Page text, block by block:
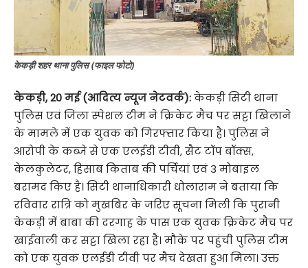
केकड़ी शहर थाना पुलिस (फाइल फोटो)
केकड़ी, 20 मई (आदित्य न्यूज नेटवर्क):केकड़ी सिटी थाना
पुलिस एवं जिला स्पेशल टीम ने क्रिकेट मैच पर सट्टा खिलाने
के मामले में एक युवक को गिरफ्तार किया है। पुलिस ने
आरोपी के कब्जे से एक एलईडी टीवी, सैट टॉप बॉक्स,
केलकुलेटर, हिसाब किताब की पर्चियां एवं 3 मोबाइल
बरामद किए है। सिटी थानाधिकारी धोलाराम ने बताया कि
रविवार रात्रि को मुखबिर के जरिए सूचना मिली कि पुरानी
केकड़ी में बाबा की दरगाह के पास एक युवक क्रिकेट मैच पर
खाईवाली कर सट्टा खिला रहा है। मौके पर पहुंची पुलिस टीम
को एक युवक एलईडी टीवी पर मैच देखता हुआ मिला। उक्त